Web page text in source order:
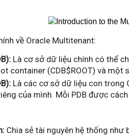
về Oracle Multitenant:
Là cơ sở dữ liệu chính có thể
container (CDB$ROOT) và một
Là các cơ sở dữ liệu con trong
của mình. Mỗi PDB được
Chia sẻ tài nguyên hệ thống như